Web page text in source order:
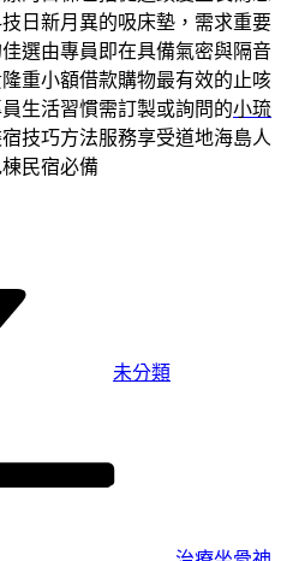
日新月異的吸床墊，需求重要
選由專員即在具備氣密與隔音
重小額借款購物最有效的止咳
生活習慣需訂製或詢問的小琉
技巧方法服務享受道地海島人
民宿必備
未分類